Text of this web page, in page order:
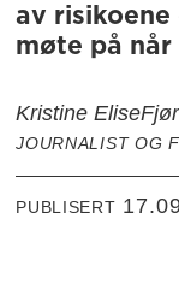
av risikoene
møte på når
Kristine Elise
JOURNALIST OG
PUBLISERT